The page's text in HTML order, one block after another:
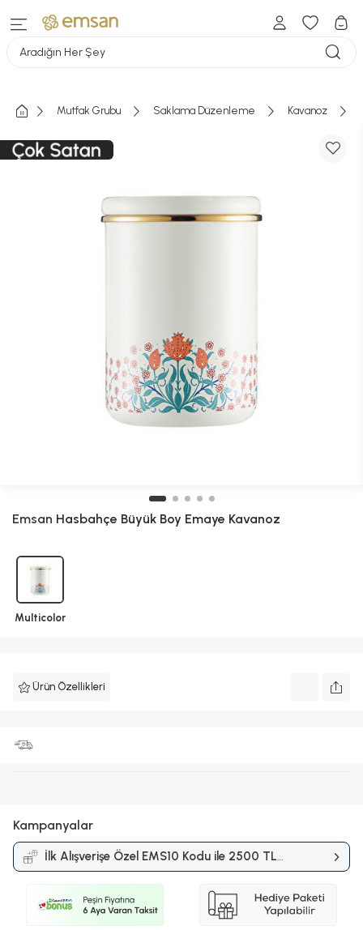
Aradığın Her Şey
Mutfak Grubu Saklama Düzenleme Kavanoz
Emsan Hasbahçe Büyük Boy Emaye Kavanoz
Multicolor
Ürün Özellikleri
Kampanyalar
İlk Alışverişe Özel EMS10 Kodu ile 2500 TL
ve Üzerine %10 İndirimKampanyası